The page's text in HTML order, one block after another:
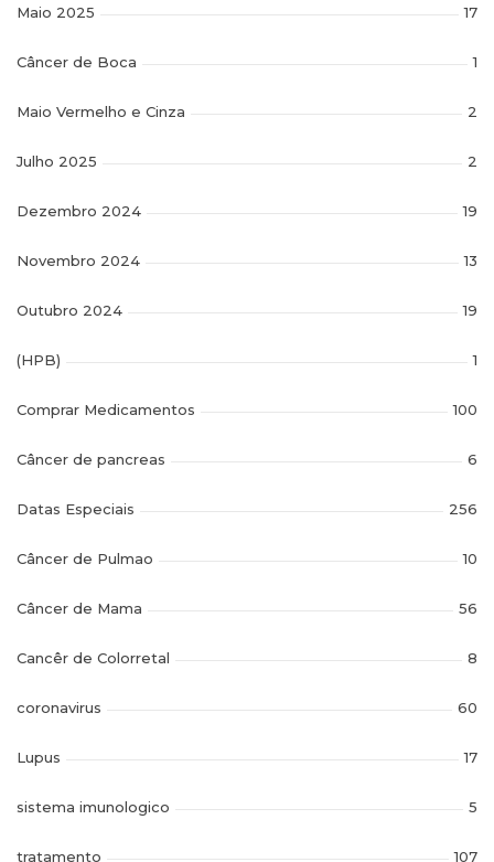
Maio 2025 17
Câncer de Boca 1
Maio Vermelho e Cinza 2
Julho 2025 2
Dezembro 2024 19
Novembro 2024 13
Outubro 2024 19
(HPB) 1
Comprar Medicamentos 100
Câncer de pancreas 6
Datas Especiais 256
Câncer de Pulmao 10
Câncer de Mama 56
Cancêr de Colorretal 8
coronavirus 60
Lupus 17
sistema imunologico 5
tratamento 107